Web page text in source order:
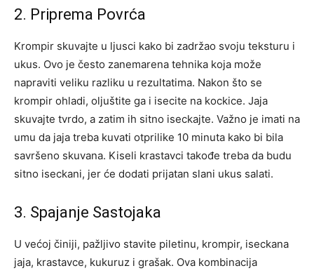
2. Priprema Povrća
Krompir skuvajte u ljusci kako bi zadržao svoju teksturu i
ukus. Ovo je često zanemarena tehnika koja može
napraviti veliku razliku u rezultatima. Nakon što se
krompir ohladi, oljuštite ga i isecite na kockice. Jaja
skuvajte tvrdo, a zatim ih sitno iseckajte. Važno je imati na
umu da jaja treba kuvati otprilike 10 minuta kako bi bila
savršeno skuvana. Kiseli krastavci takođe treba da budu
sitno iseckani, jer će dodati prijatan slani ukus salati.
3. Spajanje Sastojaka
U većoj činiji, pažljivo stavite piletinu, krompir, iseckana
jaja, krastavce, kukuruz i grašak. Ova kombinacija